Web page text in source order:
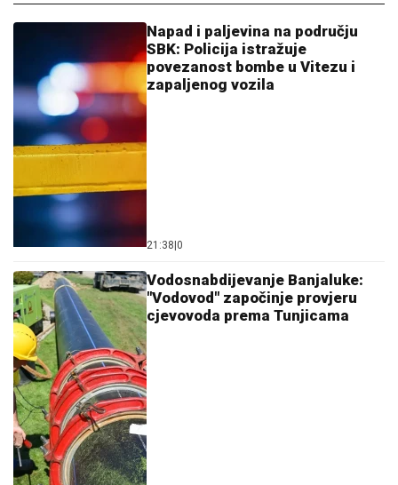
Napad i paljevina na području
SBK: Policija istražuje
povezanost bombe u Vitezu i
zapaljenog vozila
21:38 0
Vodosnabdijevanje Banjaluke:
"Vodovod" započinje provjeru
cjevovoda prema Tunjicama